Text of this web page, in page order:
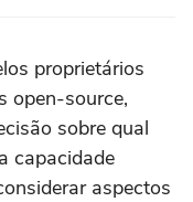
proprietários
open-source,
sobre qual
capacidade
aspectos